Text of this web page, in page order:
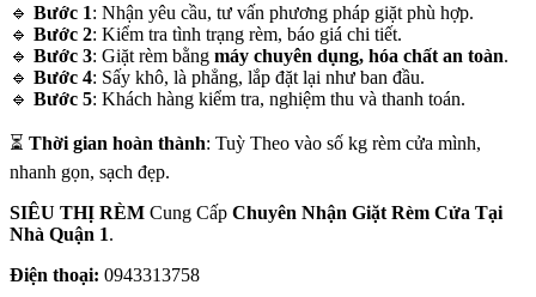
🔹 Bước 1: Nhận yêu cầu, tư vấn phương pháp giặt phù hợp.
🔹 Bước 2: Kiểm tra tình trạng rèm, báo giá chi tiết.
🔹 Bước 3: Giặt rèm bằng máy chuyên dụng, hóa chất an toàn.
🔹 Bước 4: Sấy khô, là phẳng, lắp đặt lại như ban đầu.
🔹 Bước 5: Khách hàng kiểm tra, nghiệm thu và thanh toán.
⏳ Thời gian hoàn thành: Tuỳ Theo vào số kg rèm cửa mình,
nhanh gọn, sạch đẹp.
SIÊU THỊ RÈM Cung Cấp Chuyên Nhận Giặt Rèm Cửa Tại
Nhà Quận 1.
Điện thoại: 0943313758